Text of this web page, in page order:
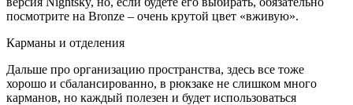
посмотрите на Bronze – очень крутой цвет «вживую».
Карманы и отделения
Дальше про организацию пространства, здесь все тоже
хорошо и сбалансированно, в рюкзаке не слишком много
карманов, но каждый полезен и будет использоваться